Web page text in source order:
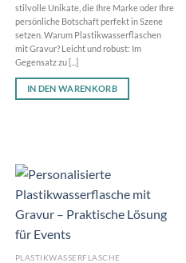
stilvolle Unikate, die Ihre Marke oder Ihre
persönliche Botschaft perfekt in Szene
setzen. Warum Plastikwasserflaschen
mit Gravur? Leicht und robust: Im
Gegensatz zu [...]
IN DEN WARENKORB
PLASTIKWASSERFLASCHE